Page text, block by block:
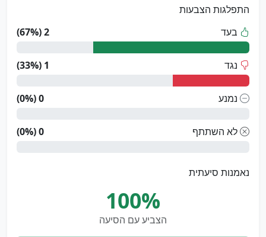
התפלגות הצבעות
בעד
2 (67%)
נגד 1 (33%)
נמנע 0 (0%)
לא השתתף 0 (0%)
נאמנות סיעתית
100%
הצביע עם הסיעה